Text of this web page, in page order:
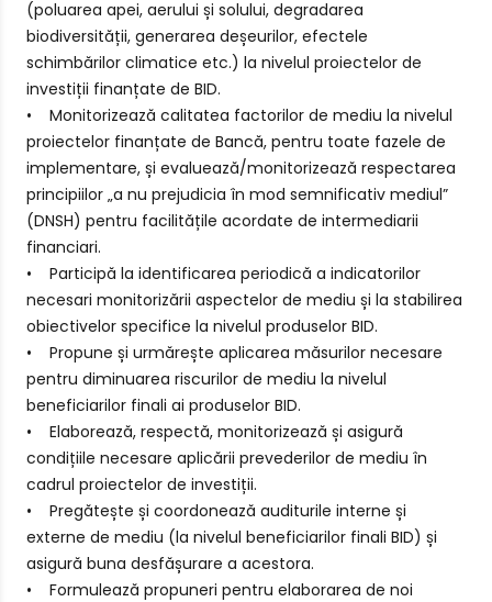
(poluarea apei, aerului și solului, degradarea
biodiversității, generarea deșeurilor, efectele
schimbărilor climatice etc.) la nivelul proiectelor de
investiții finanțate de BID.
• Monitorizează calitatea factorilor de mediu la nivelul
proiectelor finanțate de Bancă, pentru toate fazele de
implementare, și evaluează/monitorizează respectarea
principiilor „a nu prejudicia în mod semnificativ mediul”
(DNSH) pentru facilitățile acordate de intermediarii
financiari.
• Participă la identificarea periodică a indicatorilor
necesari monitorizării aspectelor de mediu și la stabilirea
obiectivelor specifice la nivelul produselor BID.
• Propune și urmărește aplicarea măsurilor necesare
pentru diminuarea riscurilor de mediu la nivelul
beneficiarilor finali ai produselor BID.
• Elaborează, respectă, monitorizează și asigură
condițiile necesare aplicării prevederilor de mediu în
cadrul proiectelor de investiții.
• Pregătește și coordonează auditurile interne și
externe de mediu (la nivelul beneficiarilor finali BID) și
asigură buna desfășurare a acestora.
• Formulează propuneri pentru elaborarea de noi